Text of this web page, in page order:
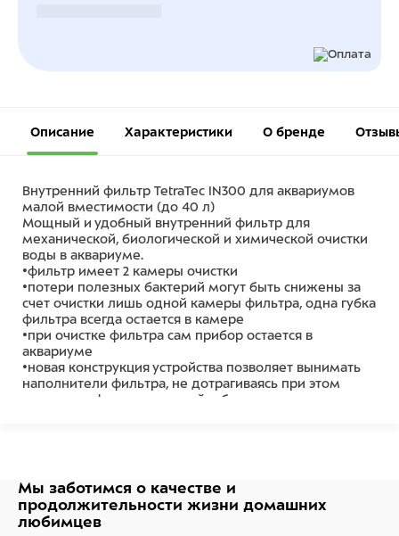
Описание Характеристики О бренде
Внутренний фильтр TetraTec IN300 для аквариумов
малой вместимости (до 40 л)
Мощный и удобный внутренний фильтр для
механической, биологической и химической очистки
воды в аквариуме.
•фильтр имеет 2 камеры очистки
•потери полезных бактерий могут быть снижены за
счет очистки лишь одной камеры фильтра, одна губка
фильтра всегда остается в камере
•при очистке фильтра сам прибор остается в
аквариуме
•новая конструкция устройства позволяет вынимать
наполнители фильтра, не дотрагиваясь при этом
руками до фильтрационной губки
регулируемой системы Venturi
•красивый и компактный дизайн, не занимает много
места
•стабильные присоски, позволяющие фильтру быть
Мы заботимся о качестве и
продолжительности жизни домашних
любимцев